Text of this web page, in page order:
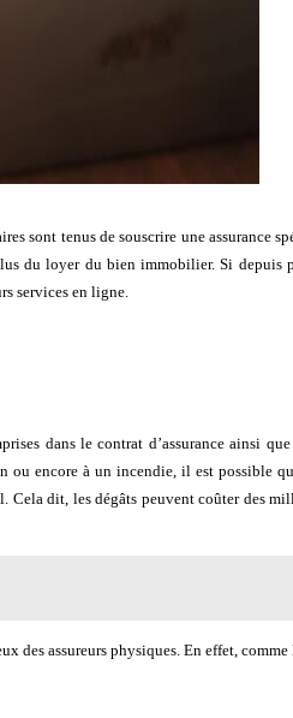
sont tenus de souscrire une assurance
du loyer du bien immobilier. Si depuis
services en ligne.
dans le contrat d’assurance ainsi
ou encore à un incendie, il est possible
Cela dit, les dégâts peuvent coûter des
des assureurs physiques. En effet,